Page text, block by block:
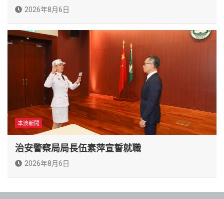
2026年8月6日
本澳新聞
治安警察局局長伍素萍宣誓就職
2026年8月6日